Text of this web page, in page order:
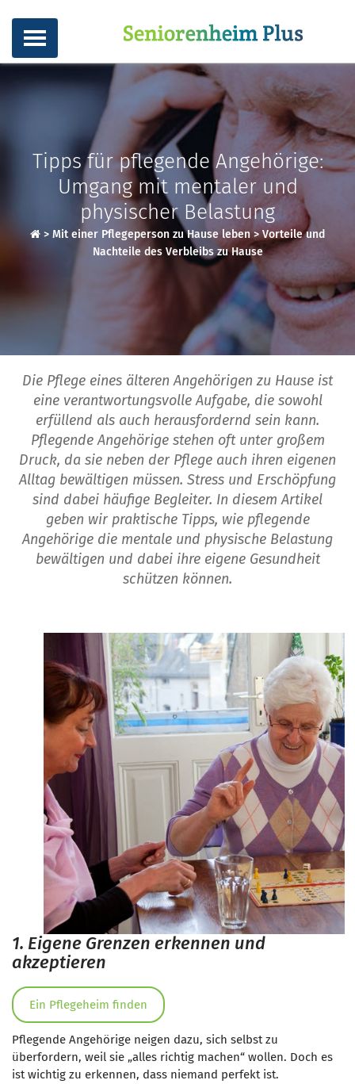
Tipps für pflegende Angehörige:
Umgang mit mentaler und
physischer Belastung
> Mit einer Pflegeperson zu Hause leben>Vorteile und
Nachteile des Verbleibs zu Hause
Die Pflege eines älteren Angehörigen zu Hause ist
eine verantwortungsvolle Aufgabe, die sowohl
erfüllend als auch herausfordernd sein kann.
Pflegende Angehörige stehen oft unter großem
Druck, da sie neben der Pflege auch ihren eigenen
Alltag bewältigen müssen. Stress und Erschöpfung
sind dabei häufige Begleiter. In diesem Artikel
geben wir praktische Tipps, wie pflegende
Angehörige die mentale und physische Belastung
bewältigen und dabei ihre eigene Gesundheit
schützen können.
1. Eigene Grenzen erkennen und
akzeptieren
Ein Pflegeheim finden
Pflegende Angehörige neigen dazu, sich selbst zu
überfordern, weil sie „alles richtig machen“ wollen. Doch es
ist wichtig zu erkennen, dass niemand perfekt ist.